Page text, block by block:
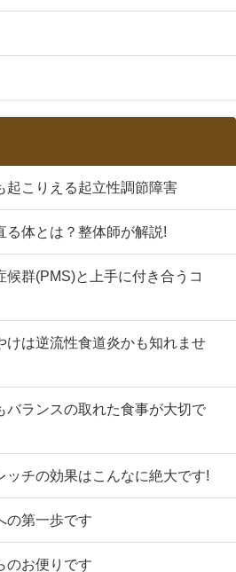
起こりえる起立性調節障害
る体とは？整体師が解説!
候群(PMS)と上手に付き合うコ
けは逆流性食道炎かも知れませ
バランスの取れた食事が大切で
ッチの効果はこんなに絶大です!
の第一歩です
のお便りです